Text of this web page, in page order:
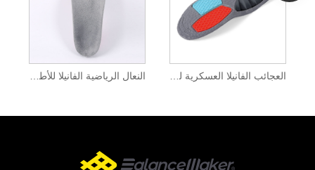
العجائب الفانيلا العسكرية للأطفال القدم الثقيلة